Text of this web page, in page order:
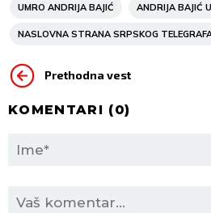
UMRO ANDRIJA BAJIĆ ANDRIJA BAJIĆ
NASLOVNA STRANA SRPSKOG
Prethodna vest
KOMENTARI (0)